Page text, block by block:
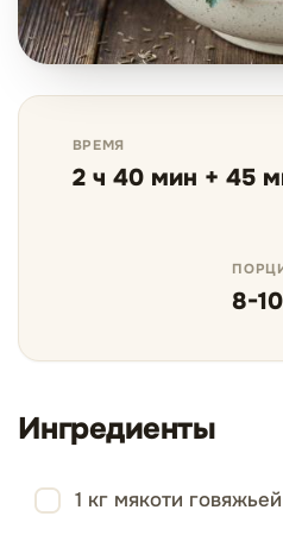
ВРЕМЯ
2 ч 40 мин + 45
8-10
Ингредиенты
1 кг мякоти